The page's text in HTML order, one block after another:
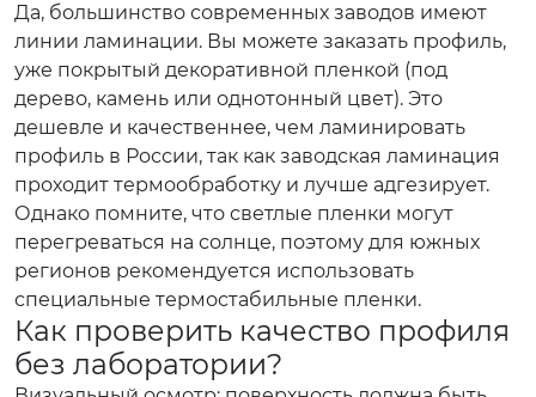
Да, большинство современных заводов имеют
линии ламинации. Вы можете заказать профиль,
уже покрытый декоративной пленкой (под
дерево, камень или однотонный цвет). Это
дешевле и качественнее, чем ламинировать
профиль в России, так как заводская ламинация
проходит термообработку и лучше адгезирует.
Однако помните, что светлые пленки могут
перегреваться на солнце, поэтому для южных
регионов рекомендуется использовать
специальные термостабильные пленки.
Как проверить качество профиля
без лаборатории?